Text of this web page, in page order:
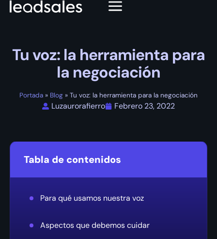
Tu voz: la herramienta para
la negociación
Portada » Blog » Tu voz: la herramienta para la negociación
Luzaurorafierro Febrero 23, 2022
Tabla de contenidos
Para qué usamos nuestra voz
Aspectos que debemos cuidar